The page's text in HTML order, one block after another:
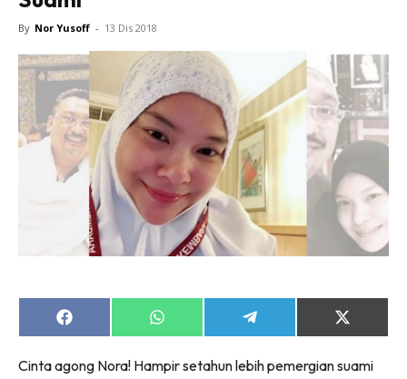
By Nor Yusoff - 13 Dis 2018
Share
on
Share
on
Share
on
Share
on
(Twitter)
Cinta agong Nora! Hampir setahun lebih pemergian suami